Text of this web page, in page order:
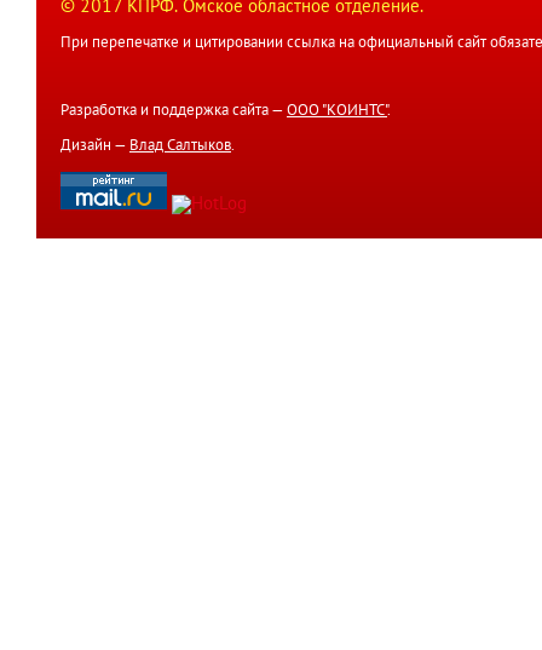
© 2017 КПРФ. Омское областное отделение.
При перепечатке и цитировании ссылка на официальный сайт
Разработка и поддержка сайта — ООО "КОИНТС".
Дизайн — Влад Салтыков.